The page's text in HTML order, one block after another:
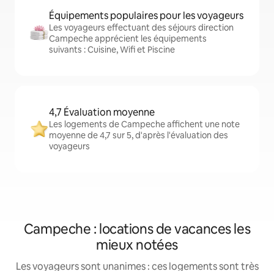
Équipements populaires pour les voyageurs
Les voyageurs effectuant des séjours direction
Campeche apprécient les équipements
suivants : Cuisine, Wifi et Piscine
4,7 Évaluation moyenne
Les logements de Campeche affichent une note
moyenne de 4,7 sur 5, d'après l'évaluation des
voyageurs
Campeche : locations de vacances les
mieux notées
Les voyageurs sont unanimes : ces logements sont très